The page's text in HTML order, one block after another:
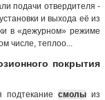
подачи отвердителя -
и выхода её из
в «дежурном» режиме
числе, теплоо...
покрытия
подтекание смолыиз